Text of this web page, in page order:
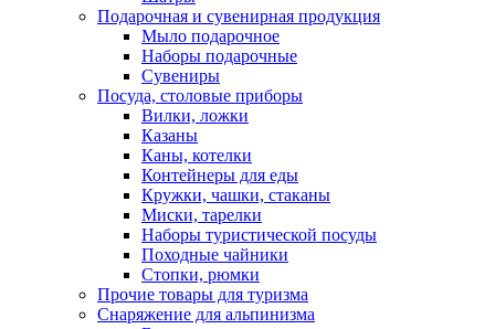
Подарочная и сувенирная продукция
Мыло подарочное
Наборы подарочные
Сувениры
Посуда, столовые приборы
Вилки, ложки
Казаны
Каны, котелки
Контейнеры для еды
Кружки, чашки, стаканы
Миски, тарелки
Наборы туристической посуды
Походные чайники
Стопки, рюмки
Прочие товары для туризма
Снаряжение для альпинизма